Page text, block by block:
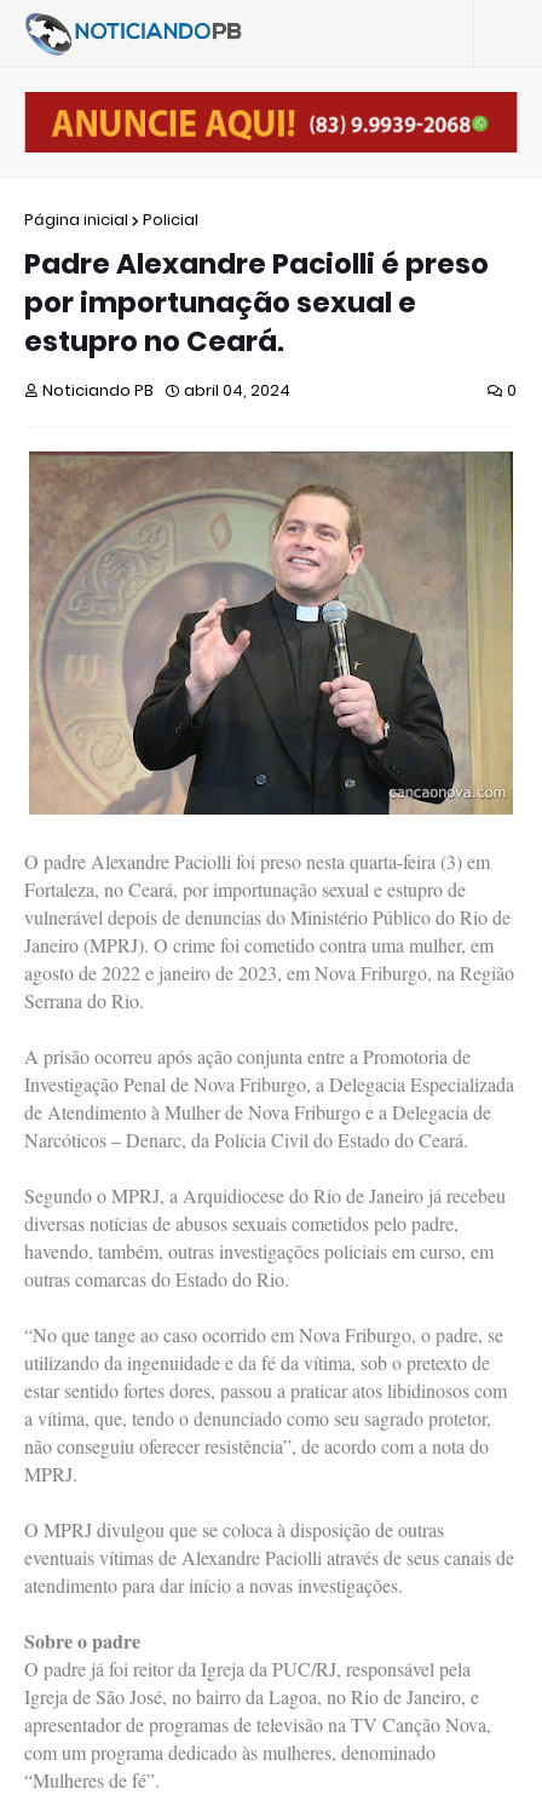
Página inicial Policial
Padre Alexandre Paciolli é preso
por importunação sexual e
estupro no Ceará.
Noticiando PB abril 04, 2024 0
O padre Alexandre Paciolli foi preso nesta quarta-feira (3) em
Fortaleza, no Ceará, por importunação sexual e estupro de
vulnerável depois de denuncias do Ministério Público do Rio de
Janeiro (MPRJ). O crime foi cometido contra uma mulher, em
agosto de 2022 e janeiro de 2023, em Nova Friburgo, na Região
Serrana do Rio.
A prisão ocorreu após ação conjunta entre a Promotoria de
Investigação Penal de Nova Friburgo, a Delegacia Especializada
de Atendimento à Mulher de Nova Friburgo e a Delegacia de
Narcóticos – Denarc, da Polícia Civil do Estado do Ceará.
Segundo o MPRJ, a Arquidiocese do Rio de Janeiro já recebeu
diversas notícias de abusos sexuais cometidos pelo padre,
havendo, também, outras investigações policiais em curso, em
outras comarcas do Estado do Rio.
“No que tange ao caso ocorrido em Nova Friburgo, o padre, se
utilizando da ingenuidade e da fé da vítima, sob o pretexto de
estar sentido fortes dores, passou a praticar atos libidinosos com
a vítima, que, tendo o denunciado como seu sagrado protetor,
não conseguiu oferecer resistência”, de acordo com a nota do
MPRJ.
O MPRJ divulgou que se coloca à disposição de outras
eventuais vítimas de Alexandre Paciolli através de seus canais de
atendimento para dar início a novas investigações.
Sobre o padre
O padre já foi reitor da Igreja da PUC/RJ, responsável pela
Igreja de São José, no bairro da Lagoa, no Rio de Janeiro, e
apresentador de programas de televisão na TV Canção Nova,
com um programa dedicado às mulheres, denominado
“Mulheres de fé”.